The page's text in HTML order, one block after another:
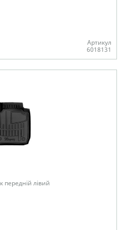
Артикул
6018131
передній лівий